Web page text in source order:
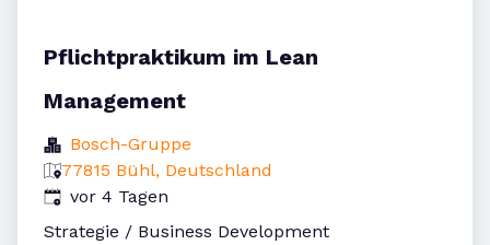
Pflichtpraktikum im Lean
Management
Bosch-Gruppe
77815 Bühl, Deutschland
Veröffentlicht:
vor 4 Tagen
Strategie / Business Development